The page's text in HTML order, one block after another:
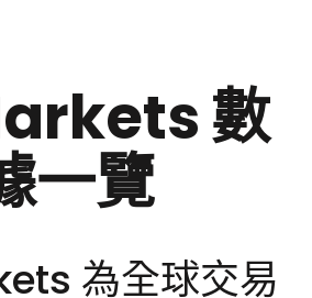
數
一覽
為全球交易